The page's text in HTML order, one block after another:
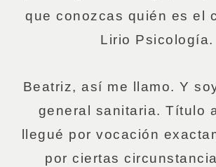
que conozcas quién es el
Lirio Psicología.
Beatriz, así me llamo. Y
general sanitaria. Título
llegué por vocación
por ciertas